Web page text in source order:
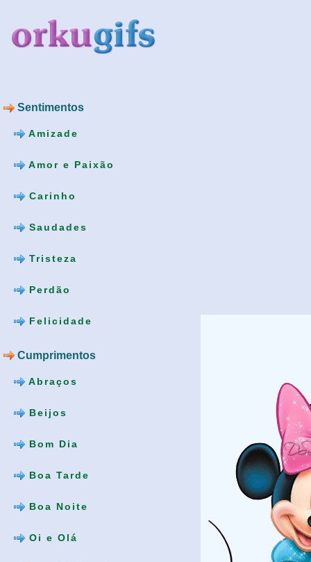
Sentimentos
Amizade
Amor e Paixão
Carinho
Saudades
Tristeza
Perdão
Felicidade
Cumprimentos
Abraços
Beijos
Bom Dia
Boa Tarde
Boa Noite
Oi e Olá